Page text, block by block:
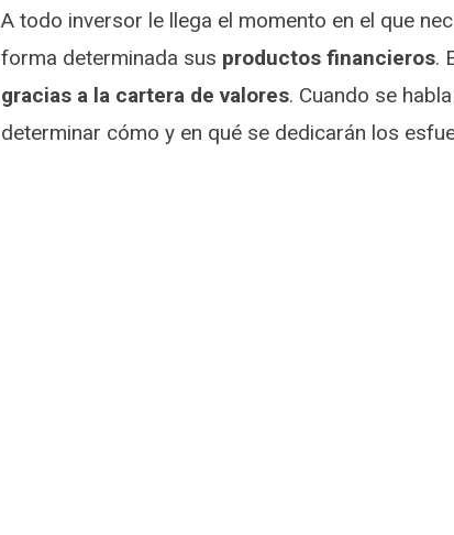
A todo inversor le llega el momento en el que
forma determinada sus productos financieros.
gracias a la cartera de valores. Cuando se
determinar cómo y en qué se dedicarán los